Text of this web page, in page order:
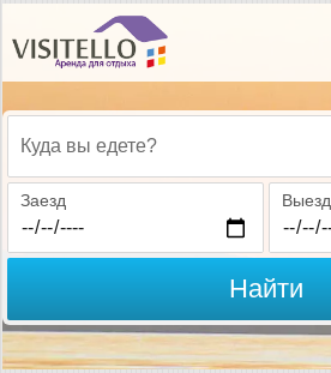
Куда вы едете?
Заезд Выезд
Найти